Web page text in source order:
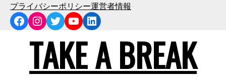
プライバシーポリシー運営者情報
Facebook
Instagram
Twitter
YouTube
LinkedIn
TAKE A BREAK